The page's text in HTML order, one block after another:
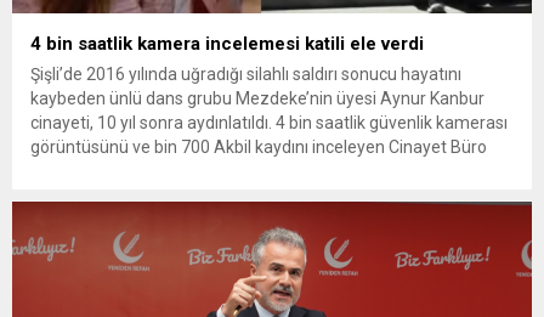
4 bin saatlik kamera incelemesi katili ele verdi
Şişli’de 2016 yılında uğradığı silahlı saldırı sonucu hayatını
kaybeden ünlü dans grubu Mezdeke’nin üyesi Aynur Kanbur
cinayeti, 10 yıl sonra aydınlatıldı. 4 bin saatlik güvenlik kamerası
görüntüsünü ve bin 700 Akbil kaydını inceleyen Cinayet Büro